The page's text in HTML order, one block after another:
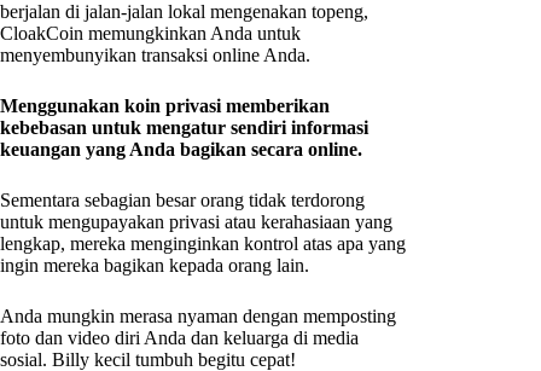
berjalan di jalan-jalan lokal mengenakan topeng,
CloakCoin memungkinkan Anda untuk
menyembunyikan transaksi online Anda.
Menggunakan koin privasi memberikan
kebebasan untuk mengatur sendiri informasi
keuangan yang Anda bagikan secara online.
Sementara sebagian besar orang tidak terdorong
untuk mengupayakan privasi atau kerahasiaan yang
lengkap, mereka menginginkan kontrol atas apa yang
ingin mereka bagikan kepada orang lain.
Anda mungkin merasa nyaman dengan memposting
foto dan video diri Anda dan keluarga di media
sosial. Billy kecil tumbuh begitu cepat!